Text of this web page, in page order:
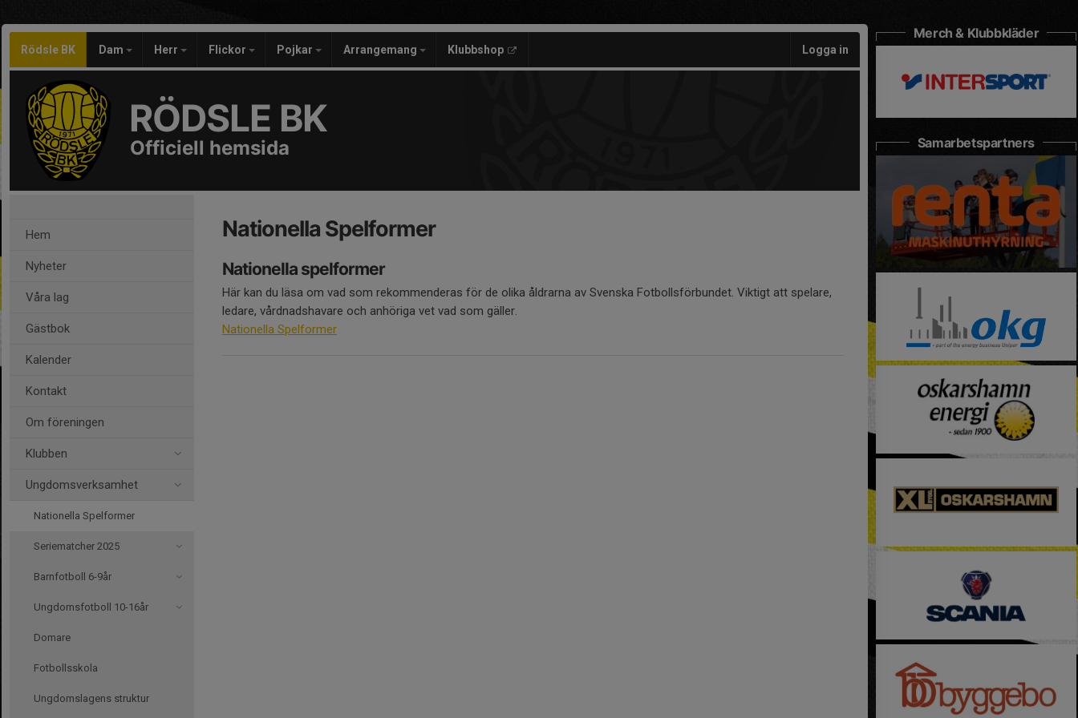
Rödsle BK Dam Herr Flickor Pojkar Arrangemang Klubbshop Logga in
RÖDSLE BK
Officiell hemsida
Hem
Nyheter
Våra lag
Gästbok
Kalender
Kontakt
Om föreningen
Klubben
Ungdomsverksamhet
Nationella Spelformer
Seriematcher 2025
Barnfotboll 6-9år
Ungdomsfotboll 10-16år
Domare
Fotbollsskola
Ungdomslagens struktur
Nationella Spelformer
Nationella spelformer
Här kan du läsa om vad som rekommenderas för de olika åldrarna av Svenska Fotbollsförbundet. Viktigt att spelare,
ledare, vårdnadshavare och anhöriga vet vad som gäller.
Nationella Spelformer
Merch & Klubbkläder
Samarbetspartners